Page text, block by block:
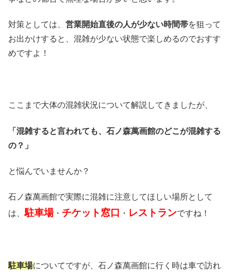
対策としては、 営業開始直後の人が少ない時間帯を狙って
お出かけすると、混雑が少ない状態で楽しめるのでおすす
めですよ！
ここまで大体の混雑状況について解説してきましたが、
「混雑すると言われても、石ノ森萬画館のどこが混雑する
の？」
と悩んでいませんか？
石ノ森萬画館で実際に混雑に注意してほしい場所として
は、駐車場・ チケット窓口 ・ レストランですね！
駐車場についてですが、石ノ森萬画館に行く時は車で訪れ